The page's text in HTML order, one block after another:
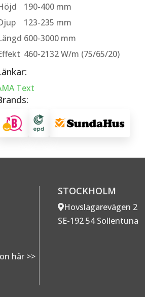
190-400 mm
123-235 mm
600-3000 mm
460-2132 W/m (75/65/20)
Text
här >>
STOCKHOLM
Hovslagarevägen 2
SE-192 54 Sollentuna